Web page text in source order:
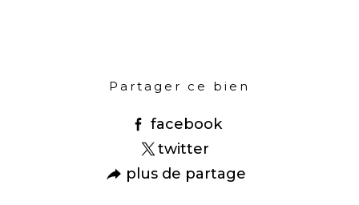
Partager ce bien
facebook
twitter
plus de partage